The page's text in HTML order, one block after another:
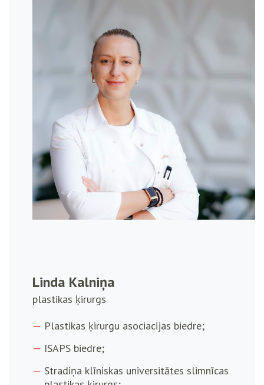
Linda Kalniņa
plastikas ķirurgs
Plastikas ķirurgu asociacijas biedre;
ISAPS biedre;
Stradiņa klīniskas universitātes slimnīcas